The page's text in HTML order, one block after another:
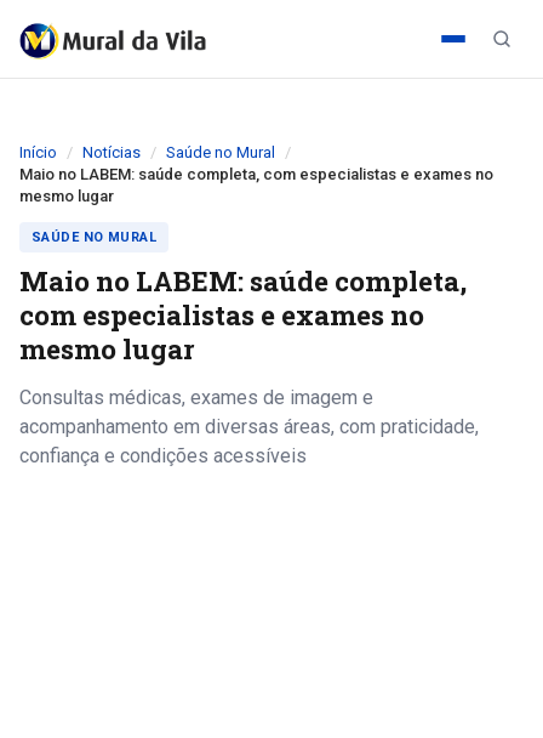
Início Notícias
Saúde no Mural
Maio no LABEM: saúde completa, com especialistas e exames no
mesmo lugar
SAÚDE NO MURAL
Maio no LABEM: saúde completa,
com especialistas e exames no
mesmo lugar
Consultas médicas, exames de imagem e
acompanhamento em diversas áreas, com praticidade,
confiança e condições acessíveis